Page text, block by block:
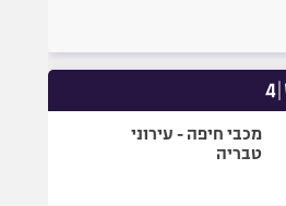
מכבי חיפה - עירוני
טבריה